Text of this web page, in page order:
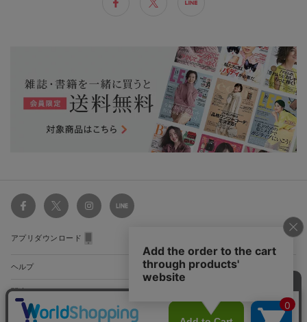
アプリダウンロード
ヘルプ
ショッピングガイド
初めてのお客様 お支払い方法について
関連サイト
雑誌定期購読について